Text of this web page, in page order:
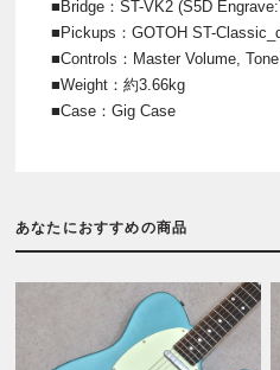
■Bridge：ST-VK2 (S5D
■Pickups：GOTOH ST-
■Controls：Master Volume,
■Weight：約3.66kg
■Case：Gig Case
あなたにおすすめの商品